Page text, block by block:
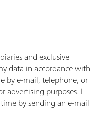
and exclusive
data in accordance with
by e-mail, telephone, or
advertising purposes. I
by sending an e-mail